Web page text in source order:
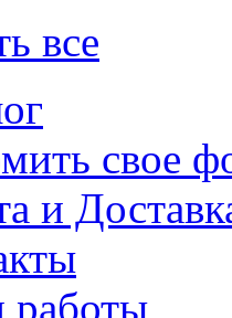
все
свое
и